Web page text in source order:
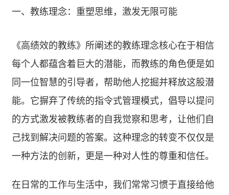
一、教练理念：重塑思维，激发无限可能
《高绩效的教练》所阐述的教练理念核心在于相信
每个人都蕴含着巨大的潜能，而教练的角色便是如
同一位智慧的引导者，帮助他人挖掘并释放这股潜
能。它摒弃了传统的指令式管理模式，倡导以提问
的方式激发被教练者的自我觉察和思考，让他们自
己找到解决问题的答案。这种理念的转变不仅仅是
一种方法的创新，更是一种对人性的尊重和信任。
在日常的工作与生活中，我们常常习惯于直接给他